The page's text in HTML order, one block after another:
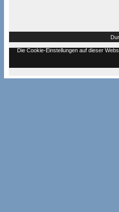
Die Cookie-Einstellungen auf dieser